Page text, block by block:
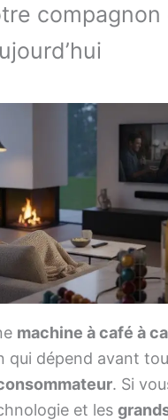
compagnon
machine à café à
qui dépend avant
. Si
et les